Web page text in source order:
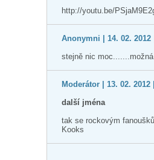
http://youtu.be/
Anonymni | 14. 02. 2012
stejně nic
Moderátor | 13. 02. 2012
další jména
tak se rockovým
Kooks